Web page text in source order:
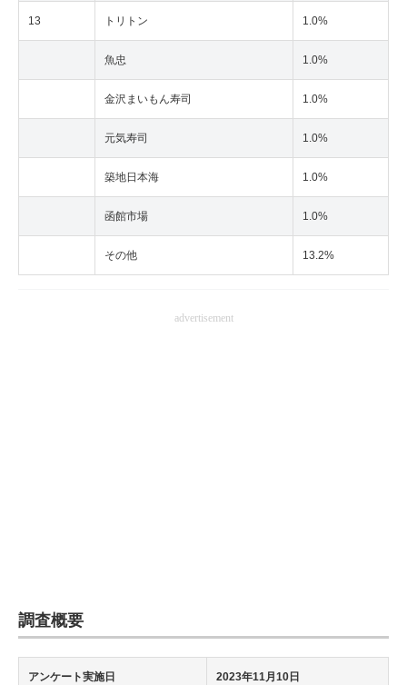
13 トリトン 1.0%
魚忠 1.0%
金沢まいもん寿司 1.0%
元気寿司 1.0%
築地日本海 1.0%
函館市場 1.0%
その他 13.2%
advertisement
調査概要
アンケート実施日 2023年11月10日